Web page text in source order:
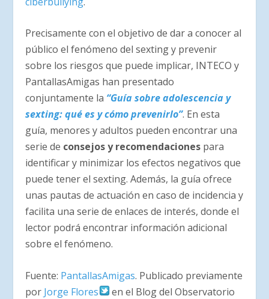
Precisamente con el objetivo de dar a conocer al
público el fenómeno del sexting y prevenir
sobre los riesgos que puede implicar, INTECO y
PantallasAmigas han presentado
conjuntamente la “Guía sobre adolescencia y
sexting: qué es y cómo prevenirlo”. En esta
guía, menores y adultos pueden encontrar una
serie de consejos y recomendaciones para
identificar y minimizar los efectos negativos que
puede tener el sexting. Además, la guía ofrece
unas pautas de actuación en caso de incidencia y
facilita una serie de enlaces de interés, donde el
lector podrá encontrar información adicional
sobre el fenómeno.
Fuente: PantallasAmigas. Publicado previamente
por Jorge Flores
en el Blog del Observatorio